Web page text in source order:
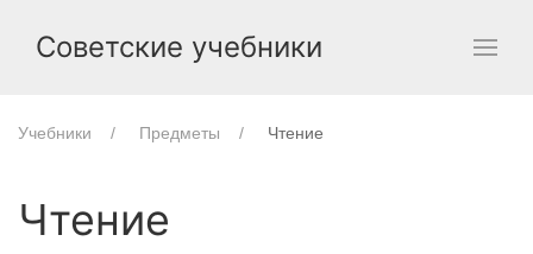
Советские учебники
Учебники Предметы Чтение
Чтение